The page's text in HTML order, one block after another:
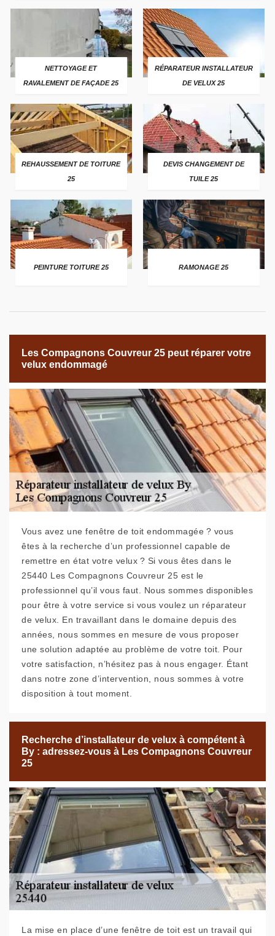
NETTOYAGE ET
RAVALEMENT DE FAÇADE 25
RÉPARATEUR INSTALLATEUR
DE VELUX 25
REHAUSSEMENT DE TOITURE
25
DEVIS CHANGEMENT DE
TUILE 25
PEINTURE TOITURE 25 RAMONAGE 25
Les Compagnons Couvreur 25 peut réparer votre
velux endommagé
Vous avez une fenêtre de toit endommagée ? vous
êtes à la recherche d’un professionnel capable de
remettre en état votre velux ? Si vous êtes dans le
25440 Les Compagnons Couvreur 25 est le
professionnel qu’il vous faut. Nous sommes disponibles
pour être à votre service si vous voulez un réparateur
de velux. En travaillant dans le domaine depuis des
années, nous sommes en mesure de vous proposer
une solution adaptée au problème de votre toit. Pour
votre satisfaction, n’hésitez pas à nous engager. Étant
dans notre zone d’intervention, nous sommes à votre
disposition à tout moment.
Recherche d’installateur de velux à compétent à
By : adressez-vous à Les Compagnons Couvreur
25
La mise en place d’une fenêtre de toit est un travail qui